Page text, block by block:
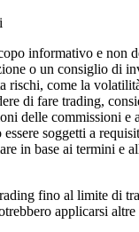
informativo e non
o un consiglio di
rischi, come la
di fare trading,
delle commissioni e
soggetti a
in base ai termini e
fino al limite di
applicarsi altre